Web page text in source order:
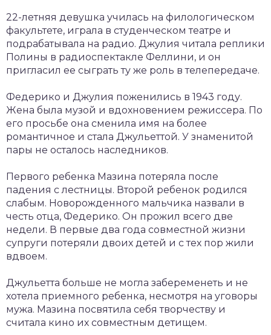
22-летняя девушка училась на филологическом
факультете, играла в студенческом театре и
подрабатывала на радио. Джулия читала реплики
Полины в радиоспектакле Феллини, и он
пригласил ее сыграть ту же роль в телепередаче.
Федерико и Джулия поженились в 1943 году.
Жена была музой и вдохновением режиссера. По
его просьбе она сменила имя на более
романтичное и стала Джульеттой. У знаменитой
пары не осталось наследников.
Первого ребенка Мазина потеряла после
падения с лестницы. Второй ребенок родился
слабым. Новорожденного мальчика назвали в
честь отца, Федерико. Он прожил всего две
недели. В первые два года совместной жизни
супруги потеряли двоих детей и с тех пор жили
вдвоем.
Джульетта больше не могла забеременеть и не
хотела приемного ребенка, несмотря на уговоры
мужа. Мазина посвятила себя творчеству и
считала кино их совместным детищем.